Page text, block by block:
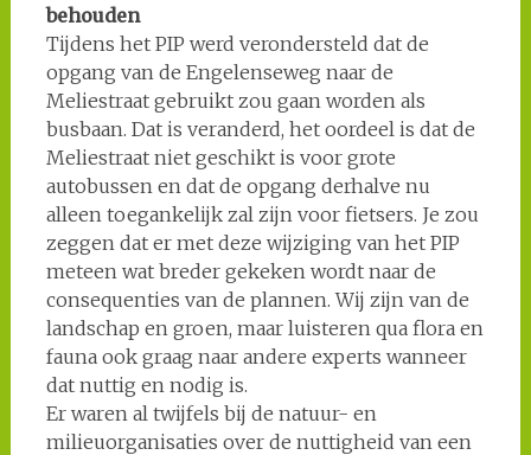
behouden
Tijdens het PIP werd verondersteld dat de
opgang van de Engelenseweg naar de
Meliestraat gebruikt zou gaan worden als
busbaan. Dat is veranderd, het oordeel is dat de
Meliestraat niet geschikt is voor grote
autobussen en dat de opgang derhalve nu
alleen toegankelijk zal zijn voor fietsers. Je zou
zeggen dat er met deze wijziging van het PIP
meteen wat breder gekeken wordt naar de
consequenties van de plannen. Wij zijn van de
landschap en groen, maar luisteren qua flora en
fauna ook graag naar andere experts wanneer
dat nuttig en nodig is.
Er waren al twijfels bij de natuur- en
milieuorganisaties over de nuttigheid van een